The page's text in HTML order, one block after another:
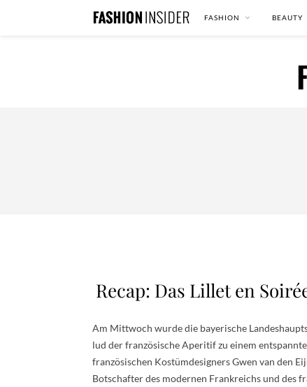
FASHION BEAUTY
Recap: Das Lillet en
Am Mittwoch wurde die bayerische
lud der französische Aperitif zu einem
französischen Kostümdesigners Gwen van den
Botschafter des modernen Frankreichs und des